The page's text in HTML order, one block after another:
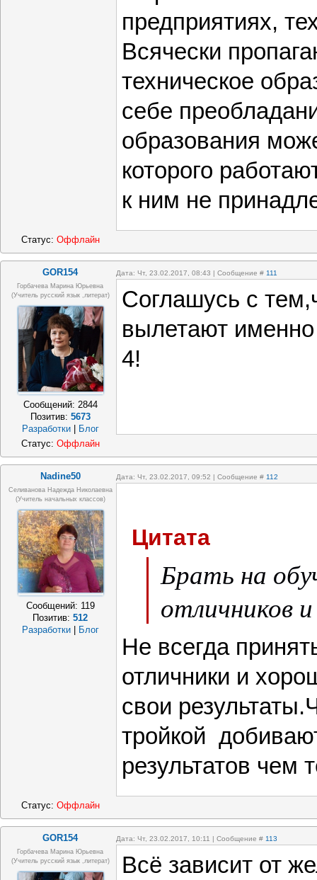
предприятиях,
Всячески
техническое
себе
образования
которого
к ним не
Статус: Оффлайн
GOR154 Дата: Чт, 23.02.2017, 08:43 | Сообщение # 111
Горбачева Марина Юрьевна
(учитель русский язык ,литерат)
Сообщений: 2844
Позитив: 5673
Разработки
Блог
Соглашусь с
вылетают
4!
Статус: Оффлайн
Nadine50 Дата: Чт, 23.02.2017, 09:52 | Сообщение # 112
Селиванова Надежда Николаевна
(учитель начальных классов)
Сообщений: 119
Позитив:512
Разработки
Блог
Цитата
Брать на
отличников
Не всегда
отличники и
свои
тройкой
результатов чем
Статус: Оффлайн
GOR154 Дата: Чт, 23.02.2017, 10:11 | Сообщение # 113
Горбачева Марина Юрьевна
(учитель русский язык ,литерат)
Всё зависит от